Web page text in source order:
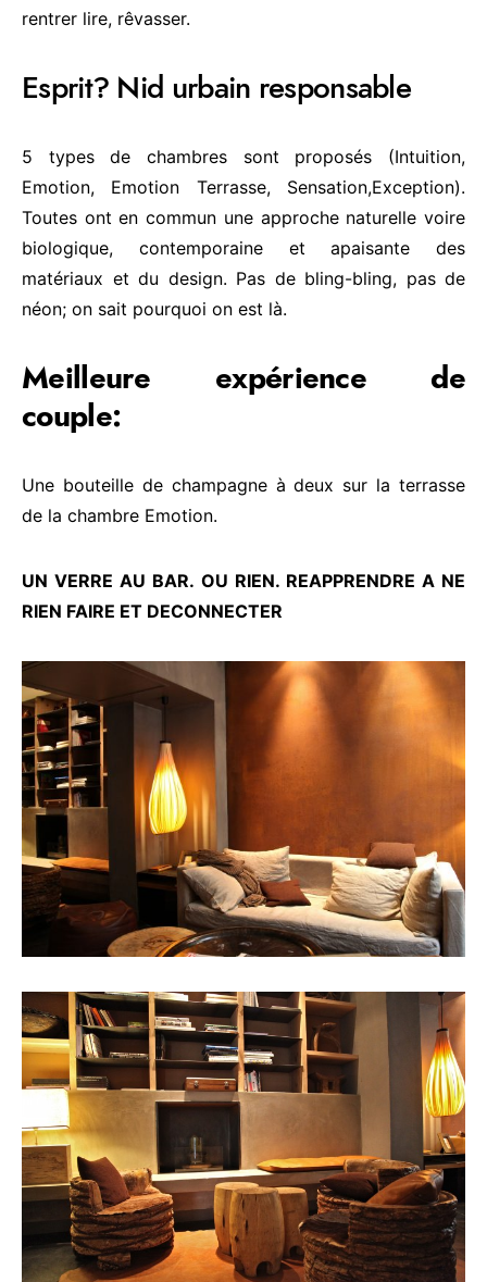
rentrer lire, rêvasser.
Esprit? Nid urbain responsable
5 types de chambres sont proposés (Intuition,
Emotion, Emotion Terrasse, Sensation,Exception).
Toutes ont en commun une approche naturelle voire
biologique, contemporaine et apaisante des
matériaux et du design. Pas de bling-bling, pas de
néon; on sait pourquoi on est là.
Meilleure expérience de
couple:
Une bouteille de champagne à deux sur la terrasse
de la chambre Emotion.
UN VERRE AU BAR. OU RIEN. REAPPRENDRE A NE
RIEN FAIRE ET DECONNECTER